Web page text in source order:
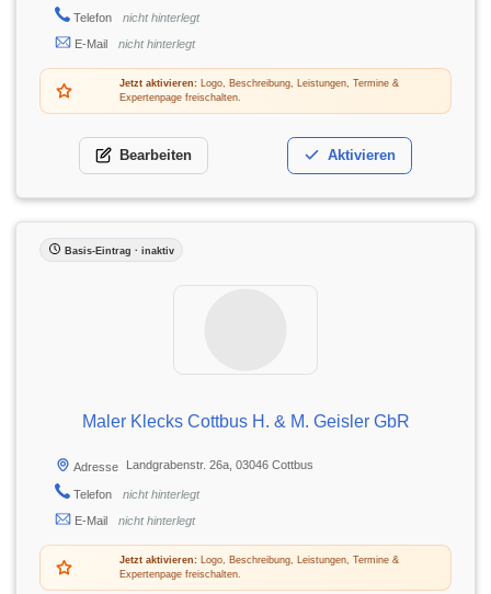
Telefon
nicht hinterlegt
E-Mail
nicht hinterlegt
Jetzt aktivieren:Logo, Beschreibung, Leistungen, Termine &
Expertenpage freischalten.
Bearbeiten Aktivieren
Basis-Eintrag · inaktiv
Maler Klecks Cottbus H. & M. Geisler GbR
Adresse Landgrabenstr. 26a, 03046 Cottbus
Telefon
nicht hinterlegt
E-Mail
nicht hinterlegt
Jetzt aktivieren:Logo, Beschreibung, Leistungen, Termine &
Expertenpage freischalten.